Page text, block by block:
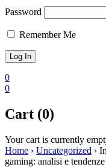
Password
Remember Me
0
0
Cart (0)
Your cart is currently
Home › Uncategorized ›
gaming: analisi e tendenze